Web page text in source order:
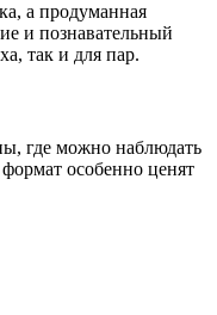
а продуманная
и познавательный
так и для пар.
где можно наблюдать
особенно ценят